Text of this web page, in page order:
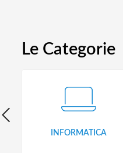
Le Categorie
INFORMATICA